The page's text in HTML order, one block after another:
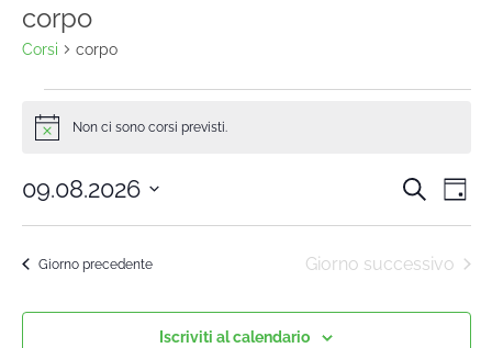
corpo
Corsi corpo
NoticeNon ci sono corsi previsti.
e
Cerca
09.08.2026
Seleziona
data.
Giorno precedente Giorno successivo
Iscriviti al calendario